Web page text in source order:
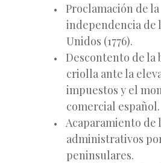
Proclamación de la
independencia de
Unidos (1776).
Descontento de la
criolla ante la
impuestos y el
comercial español.
Acaparamiento de
administrativos
peninsulares.